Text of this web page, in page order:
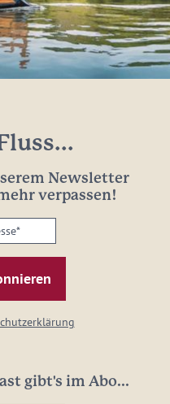
Newsletter
verpassen!
gibt's im Abo...